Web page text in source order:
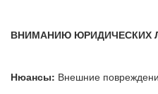
ВНИМАНИЮ ЮРИДИЧЕСКИХ
Нюансы: Внешние